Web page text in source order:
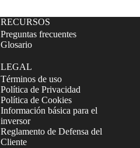
RECURSOS
Preguntas frecuentes
Glosario
LEGAL
Términos de uso
Política de Privacidad
Política de Cookies
Información básica para el
inversor
Reglamento de Defensa del
Cliente